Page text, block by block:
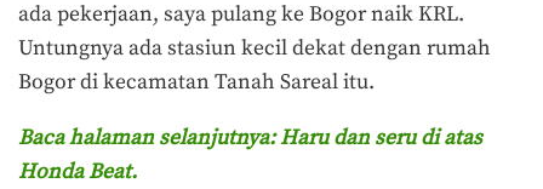
ada pekerjaan, saya pulang ke Bogor naik KRL.
Untungnya ada stasiun kecil dekat dengan rumah
Bogor di kecamatan Tanah Sareal itu.
Baca halaman selanjutnya: Haru dan seru di atas
Honda Beat.